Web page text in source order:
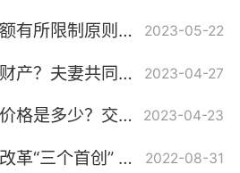
精神损害的赔偿数额有所限制原则是什么意思？精神损害的赔偿数额的法官自由裁量原则如何理解？ 2023-05-22
怎么证明夫妻共同财产？夫妻共同财产需要证据吗？ 2023-04-27
交通事故民事诉讼价格是多少？交通事故民事诉讼流程及时间 2023-04-23
甘肃行政复议体制改革“三个首创” 高效化解行政纠纷 2022-08-31